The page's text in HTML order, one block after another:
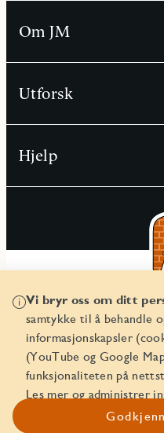
Vi bryr oss om ditt
samtykke til å behandle
informasjonskapsler
(YouTube og Google
funksjonaliteten på
Les mer og administrer
Om JM
Utforsk
Hjelp
© JM